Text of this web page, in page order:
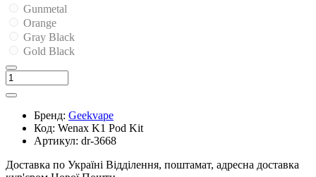
Gunmetal
Orange
Gray Black
Gold Black
Бренд: Geekvape
Код: Wenax K1 Pod Kit
Артикул: dr-3668
Доставка по Україні Відділення, поштамат, адресна доставка